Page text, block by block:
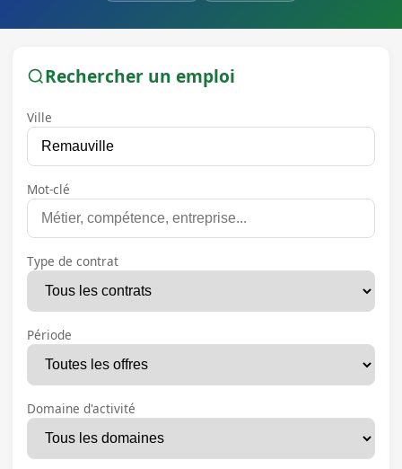
Rechercher un emploi
Ville
Mot-clé
Type de contrat
Période
Domaine d'activité